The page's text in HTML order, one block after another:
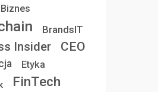
Biznes
BrandsIT
Insider CEO
Etyka
FinTech